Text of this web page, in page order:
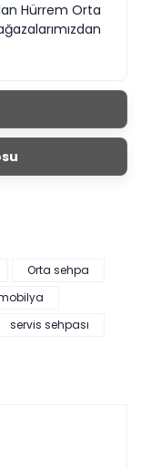
Hürrem Orta
Orta sehpa
servis sehpası